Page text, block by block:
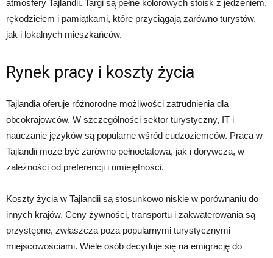
atmosfery Tajlandii. Targi są pełne kolorowych stoisk z jedzeniem,
rękodziełem i pamiątkami, które przyciągają zarówno turystów,
jak i lokalnych mieszkańców.
Rynek pracy i koszty życia
Tajlandia oferuje różnorodne możliwości zatrudnienia dla
obcokrajowców. W szczególności sektor turystyczny, IT i
nauczanie języków są popularne wśród cudzoziemców. Praca w
Tajlandii może być zarówno pełnoetatowa, jak i dorywcza, w
zależności od preferencji i umiejętności.
Koszty życia w Tajlandii są stosunkowo niskie w porównaniu do
innych krajów. Ceny żywności, transportu i zakwaterowania są
przystępne, zwłaszcza poza popularnymi turystycznymi
miejscowościami. Wiele osób decyduje się na emigrację do